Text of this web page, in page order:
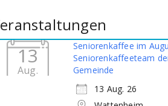
13
Aug.
Seniorenkaffee im
Seniorenkaffeeteam
Gemeinde
13 Aug. 26